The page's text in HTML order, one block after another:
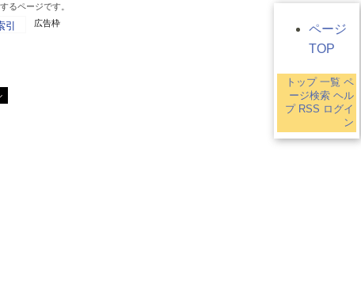
るページです。
広告枠
ページ
TOP
トップ 一覧 ペ
ージ検索 ヘル
プ RSS ログイ
ン